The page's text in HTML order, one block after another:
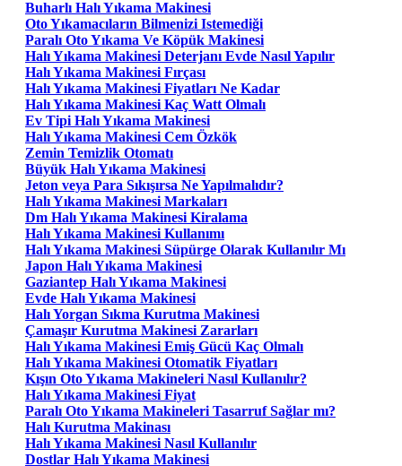
Buharlı Halı Yıkama Makinesi
Oto Yıkamacıların Bilmenizi Istemediği
Paralı Oto Yıkama Ve Köpük Makinesi
Halı Yıkama Makinesi Deterjanı Evde Nasıl Yapılır
Halı Yıkama Makinesi Fırçası
Halı Yıkama Makinesi Fiyatları Ne Kadar
Halı Yıkama Makinesi Kaç Watt Olmalı
Ev Tipi Halı Yıkama Makinesi
Halı Yıkama Makinesi Cem Özkök
Zemin Temizlik Otomatı
Büyük Halı Yıkama Makinesi
Jeton veya Para Sıkışırsa Ne Yapılmalıdır?
Halı Yıkama Makinesi Markaları
Dm Halı Yıkama Makinesi Kiralama
Halı Yıkama Makinesi Kullanımı
Halı Yıkama Makinesi Süpürge Olarak Kullanılır Mı
Japon Halı Yıkama Makinesi
Gaziantep Halı Yıkama Makinesi
Evde Halı Yıkama Makinesi
Halı Yorgan Sıkma Kurutma Makinesi
Çamaşır Kurutma Makinesi Zararları
Halı Yıkama Makinesi Emiş Gücü Kaç Olmalı
Halı Yıkama Makinesi Otomatik Fiyatları
Kışın Oto Yıkama Makineleri Nasıl Kullanılır?
Halı Yıkama Makinesi Fiyat
Paralı Oto Yıkama Makineleri Tasarruf Sağlar mı?
Halı Kurutma Makinası
Halı Yıkama Makinesi Nasıl Kullanılır
Dostlar Halı Yıkama Makinesi